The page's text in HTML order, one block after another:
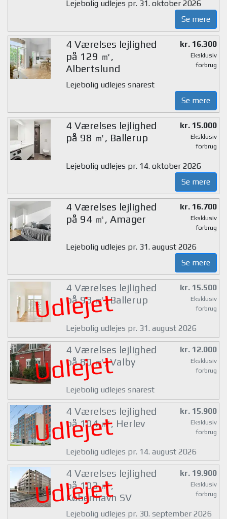
Lejebolig udlejes pr. 31. oktober 2026
Se mere
4 Værelses lejlighed
på 129 ㎡,
Albertslund
kr. 16.300
Eksklusiv
forbrug
Lejebolig udlejes snarest
Se mere
4 Værelses lejlighed
på 98 ㎡, Ballerup
kr. 15.000
Eksklusiv
forbrug
Lejebolig udlejes pr. 14. oktober 2026
Se mere
4 Værelses lejlighed
på 94 ㎡, Amager
kr. 16.700
Eksklusiv
forbrug
Lejebolig udlejes pr. 31. august 2026
Se mere
Udlejet
4 Værelses lejlighed
på 93 ㎡, Ballerup
kr. 15.500
Eksklusiv
forbrug
Lejebolig udlejes pr. 31. august 2026
Udlejet
4 Værelses lejlighed
på 80 ㎡, Valby
kr. 12.000
Eksklusiv
forbrug
Lejebolig udlejes snarest
Udlejet
4 Værelses lejlighed
på 104 ㎡, Herlev
kr. 15.900
Eksklusiv
forbrug
Lejebolig udlejes pr. 14. august 2026
Udlejet
4 Værelses lejlighed
på 103 ㎡,
København SV
kr. 19.900
Eksklusiv
forbrug
Lejebolig udlejes pr. 30. september 2026